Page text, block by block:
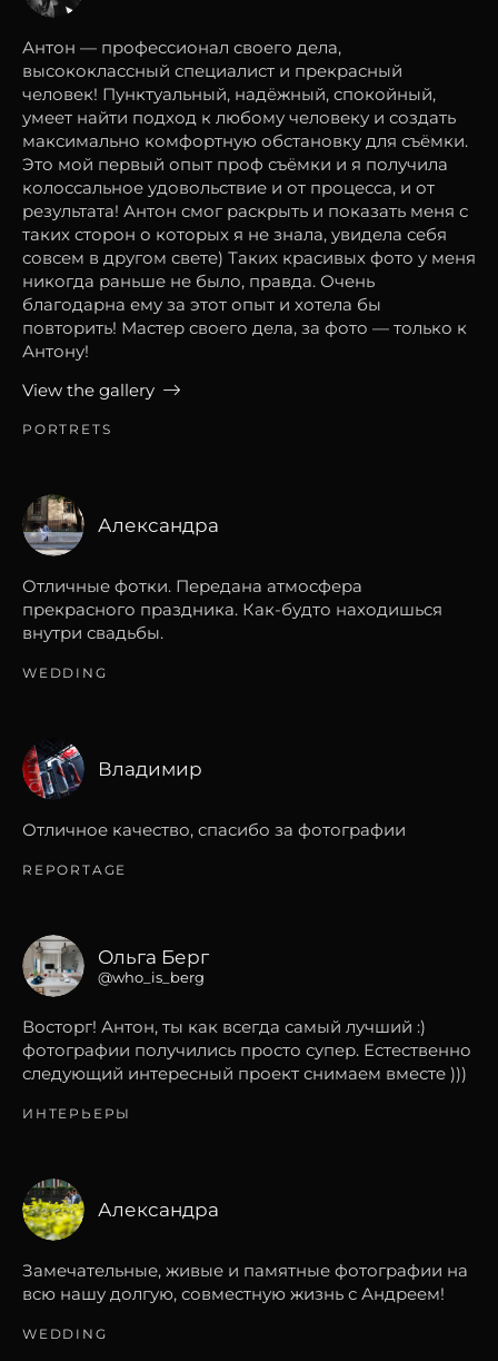
Антон — профессионал своего дела,
высококлассный специалист и прекрасный
человек! Пунктуальный, надёжный, спокойный,
умеет найти подход к любому человеку и создать
максимально комфортную обстановку для съёмки.
Это мой первый опыт проф съёмки и я получила
колоссальное удовольствие и от процесса, и от
результата! Антон смог раскрыть и показать меня с
таких сторон о которых я не знала, увидела себя
совсем в другом свете) Таких красивых фото у меня
никогда раньше не было, правда. Очень
благодарна ему за этот опыт и хотела бы
повторить! Мастер своего дела, за фото — только к
Антону!
View the gallery
PORTRETS
Александра
Отличные фотки. Передана атмосфера
прекрасного праздника. Как-будто находишься
внутри свадьбы.
WEDDING
Владимир
Отличное качество, спасибо за фотографии
REPORTAGE
Ольга Берг
@who_is_berg
Восторг! Антон, ты как всегда самый лучший :)
фотографии получились просто супер. Естественно
следующий интересный проект снимаем вместе )))
ИНТЕРЬЕРЫ
Александра
Замечательные, живые и памятные фотографии на
всю нашу долгую, совместную жизнь с Андреем!
WEDDING